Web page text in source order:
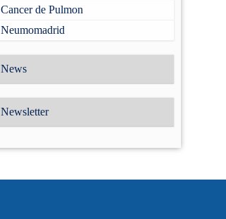
Cancer de Pulmon
Neumomadrid
News
Newsletter